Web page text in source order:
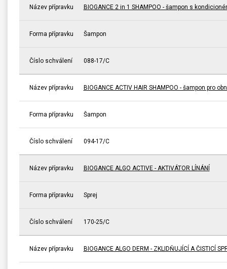
Název přípravku BIOGANCE 2 in 1 SHAMPOO - šampon s
Forma přípravku Šampon
Číslo schválení 088-17/C
Název přípravku BIOGANCE ACTIV HAIR SHAMPOO - šampon pro
Forma přípravku Šampon
Číslo schválení 094-17/C
Název přípravku BIOGANCE ALGO ACTIVE - AKTIVÁTOR LÍNÁNÍ
Forma přípravku Sprej
Číslo schválení 170-25/C
Název přípravku BIOGANCE ALGO DERM - ZKLIDŇUJÍCÍ A ČISTICÍ